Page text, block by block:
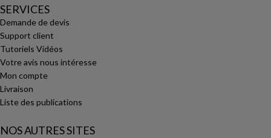
SERVICES
Demande de devis
Support client
Tutoriels Vidéos
Votre avis nous intéresse
Mon compte
Livraison
Liste des publications
NOS AUTRES SITES